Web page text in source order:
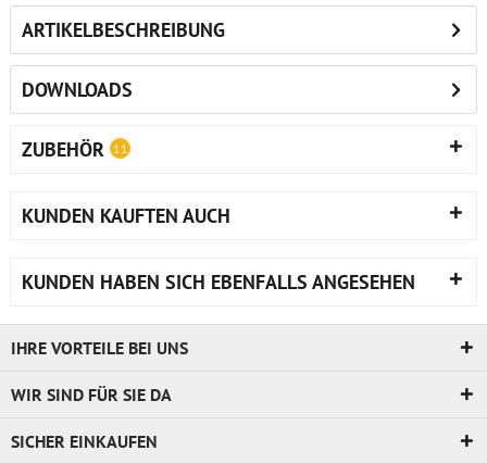
ARTIKELBESCHREIBUNG
DOWNLOADS
ZUBEHÖR 11
KUNDEN KAUFTEN AUCH
KUNDEN HABEN SICH EBENFALLS ANGESEHEN
IHRE VORTEILE BEI UNS
WIR SIND FÜR SIE DA
SICHER EINKAUFEN